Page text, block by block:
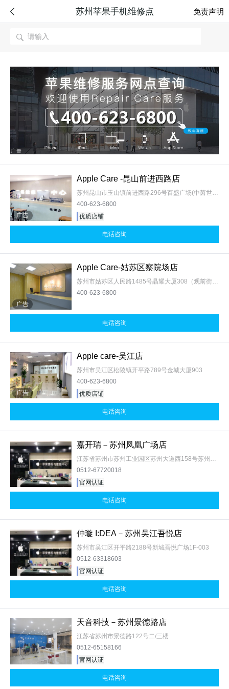
 苏州苹果手机维修点 免责声明

广告
Apple Care -昆山前进西路店
苏州昆山市玉山镇前进西路296号百盛广场(中茵世贸广场1号楼11楼1109室)
400-623-6800
优质店铺
电话咨询
广告
Apple Care-姑苏区察院场店
苏州市姑苏区人民路1485号晶耀大厦308（观前街察院场店）
400-623-6800
电话咨询
广告
Apple care-吴江店
苏州市吴江区松陵镇开平路789号金城大厦903
400-623-6800
优质店铺
电话咨询
嘉开瑞－苏州凤凰广场店
江苏省苏州市苏州工业园区苏州大道西158号苏州凤凰广场二楼F201-B
0512-67720018
官网认证
电话咨询
仲璇 I:DEA－苏州吴江吾悦店
苏州市吴江区开平路2188号新城吾悦广场1F-003
0512-63318603
官网认证
电话咨询
天音科技－苏州景德路店
江苏省苏州市景德路122号二/三楼
0512-65158166
官网认证
电话咨询